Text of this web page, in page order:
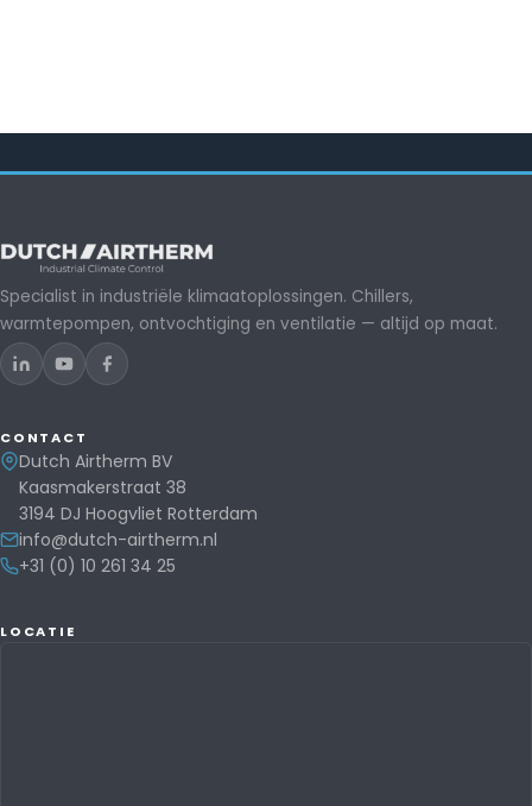
Specialist in industriële klimaatoplossingen. Chillers,
warmtepompen, ontvochtiging en ventilatie — altijd op maat.
CONTACT
Dutch Airtherm BV
Kaasmakerstraat 38
3194 DJ Hoogvliet Rotterdam
info@dutch-airtherm.nl
+31 (0) 10 261 34 25
LOCATIE